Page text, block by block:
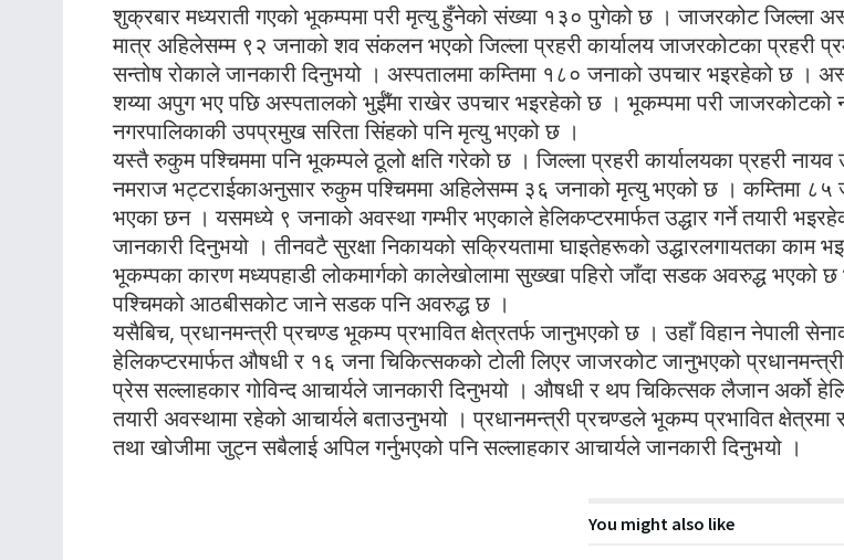
शुक्रबार मध्यराती गएको भूकम्पमा परी मृत्यु हुँनेको संख्या १३० पुगेको छ । जाजरकोट जिल्ला
मात्र अहिलेसम्म ९२ जनाको शव संकलन भएको जिल्ला प्रहरी कार्यालय जाजरकोटका प्रहरी
सन्तोष रोकाले जानकारी दिनुभयो । अस्पतालमा कम्तिमा १८० जनाको उपचार भइरहेको छ ।
शय्या अपुग भए पछि अस्पतालको भुईँमा राखेर उपचार भइरहेको छ । भूकम्पमा परी जाजरकोटको
नगरपालिकाकी उपप्रमुख सरिता सिंहको पनि मृत्यु भएको छ ।
यस्तै रुकुम पश्चिममा पनि भूकम्पले ठूलो क्षति गरेको छ । जिल्ला प्रहरी कार्यालयका प्रहरी नायव
नमराज भट्टराईकाअनुसार रुकुम पश्चिममा अहिलेसम्म ३६ जनाको मृत्यु भएको छ । कम्तिमा ८५
भएका छन । यसमध्ये ९ जनाको अवस्था गम्भीर भएकाले हेलिकप्टरमार्फत उद्धार गर्ने तयारी
जानकारी दिनुभयो । तीनवटै सुरक्षा निकायको सक्रियतामा घाइतेहरूको उद्धारलगायतका काम
भूकम्पका कारण मध्यपहाडी लोकमार्गको कालेखोलामा सुख्खा पहिरो जाँदा सडक अवरुद्ध भएको
पश्चिमको आठबीसकोट जाने सडक पनि अवरुद्ध छ ।
यसैबिच, प्रधानमन्त्री प्रचण्ड भूकम्प प्रभावित क्षेत्रतर्फ जानुभएको छ । उहाँ विहान नेपाली
हेलिकप्टरमार्फत औषधी र १६ जना चिकित्सकको टोली लिएर जाजरकोट जानुभएको
प्रेस सल्लाहकार गोविन्द आचार्यले जानकारी दिनुभयो । औषधी र थप चिकित्सक लैजान अर्को
तयारी अवस्थामा रहेको आचार्यले बताउनुभयो । प्रधानमन्त्री प्रचण्डले भूकम्प प्रभावित क्षेत्रमा
तथा खोजीमा जुट्न सबैलाई अपिल गर्नुभएको पनि सल्लाहकार आचार्यले जानकारी दिनुभयो ।
You might also like